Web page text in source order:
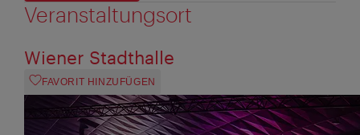
Veranstaltungsort
Wiener Stadthalle
FAVORIT HINZUFÜGEN